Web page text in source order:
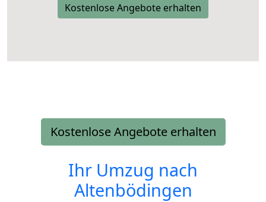
Kostenlose Angebote erhalten
Kostenlose Angebote erhalten
Ihr Umzug nach
Altenbödingen